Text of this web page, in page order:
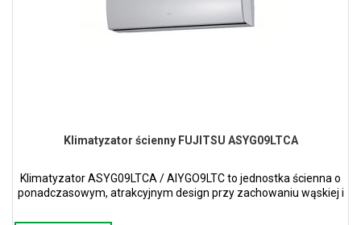
Klimatyzator ścienny FUJITSU ASYG09LTCA
Klimatyzator ASYG09LTCA / AIYGO9LTC to jednostka ścienna o
ponadczasowym, atrakcyjnym design przy zachowaniu wąskiej i